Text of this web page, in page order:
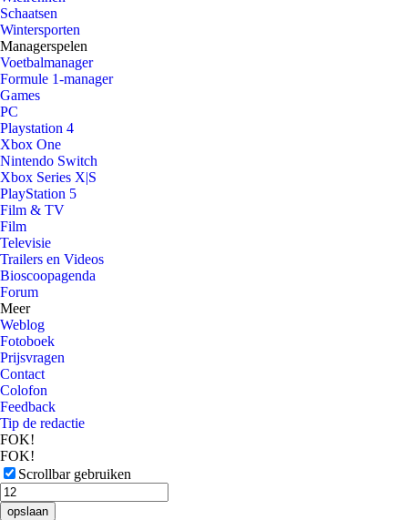
Schaatsen
Wintersporten
Managerspelen
Voetbalmanager
Formule 1-manager
Games
PC
Playstation 4
Xbox One
Nintendo Switch
Xbox Series X|S
PlayStation 5
Film & TV
Film
Televisie
Trailers en Videos
Bioscoopagenda
Forum
Meer
Weblog
Fotoboek
Prijsvragen
Contact
Colofon
Feedback
Tip de redactie
FOK!
FOK!
Scrollbar gebruiken
opslaan